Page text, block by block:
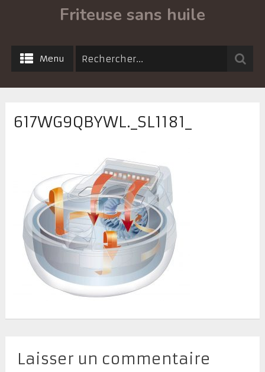
Friteuse sans huile
Menu
617WG9QBYWL._SL1181_
Laisser un commentaire